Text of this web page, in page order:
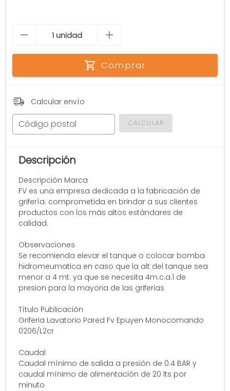
Comprar
Calcular envío
Código postal CALCULAR
Descripción
Descripción Marca
FV es una empresa dedicada a la fabricación de
grifería. comprometida en brindar a sus clientes
productos con los más altos estándares de
calidad.
Observaciones
Se recomienda elevar el tanque o colocar bomba
hidromeumatica en caso que la alt del tanque sea
menor a 4 mt. ya que se necesita 4m.c.a.1 de
presion para la mayoria de las griferias
Título Publicación
Griferia Lavatorio Pared Fv Epuyen Monocomando
0206/L2cr
Caudal
Caudal mínimo de salida a presión de 0.4 BAR y
caudal mínimo de alimentación de 20 lts por
minuto